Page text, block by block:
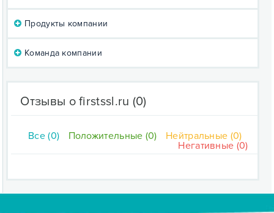
Продукты компании
Команда компании
Отзывы о firstssl.ru (0)
Все (0) Положительные (0)
Нейтральные (0)
Негативные (0)